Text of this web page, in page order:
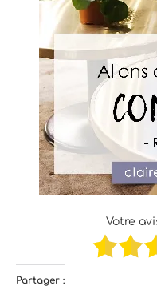
Votre
Partager :